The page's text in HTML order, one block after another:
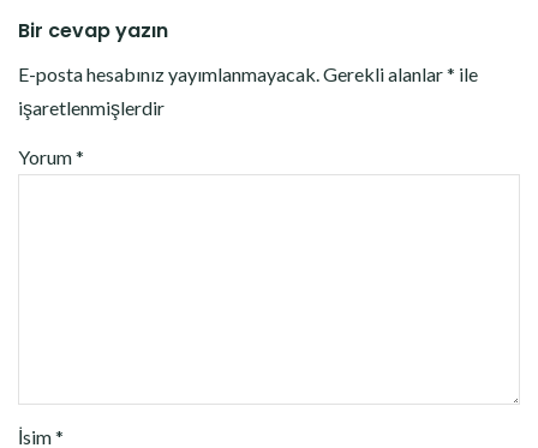
Bir cevap yazın
E-posta hesabınız yayımlanmayacak.Gerekli alanlar* ile
işaretlenmişlerdir
Yorum*
İsim*